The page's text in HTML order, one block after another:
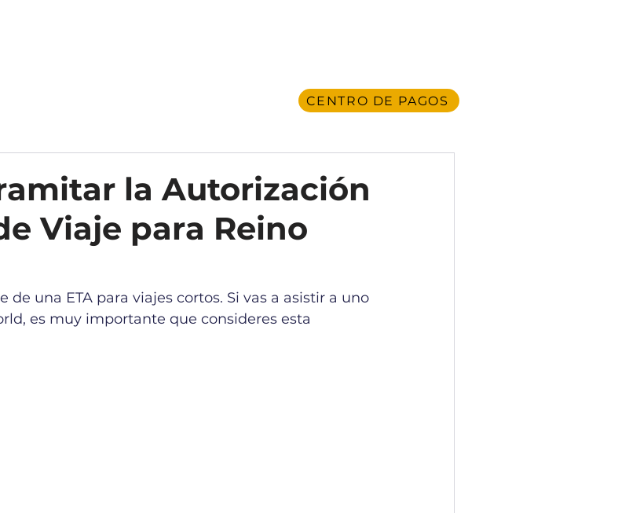
CENTRO DE PAGOS
la Autorización
Viaje para Reino
una ETA para viajes cortos. Si vas a asistir a uno
es muy importante que consideres esta